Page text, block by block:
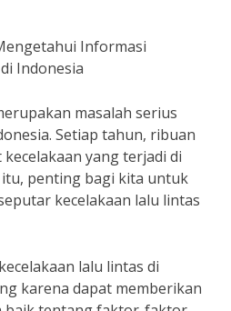
Informasi
Indonesia
masalah serius
Setiap tahun, ribuan
yang terjadi di
itu, penting bagi kita untuk
kecelakaan lalu lintas
lalu lintas di
karena dapat memberikan